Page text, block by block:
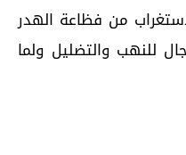
من فظاعة الهدر
للنهب والتضليل ولما